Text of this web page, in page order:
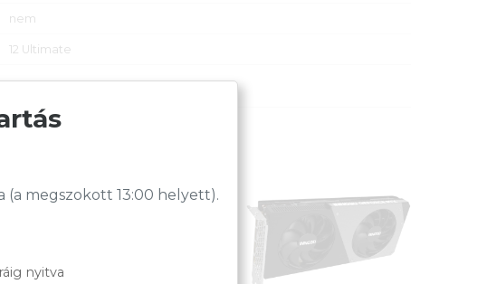
nem
12 Ultimate
megszokott 13:00 helyett).
nyitva